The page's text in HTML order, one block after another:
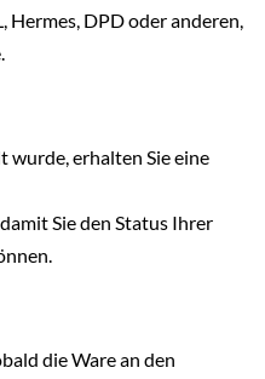
DPD oder anderen,
wurde, erhalten Sie eine
Sie den Status Ihrer
die Ware an den